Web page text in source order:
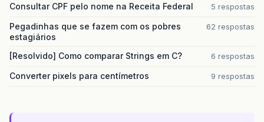
Consultar CPF pelo nome na Receita Federal 5 respostas
Pegadinhas que se fazem com os pobres
estagiários
62 respostas
[Resolvido] Como comparar Strings em C? 6 respostas
Converter pixels para centímetros 9 respostas